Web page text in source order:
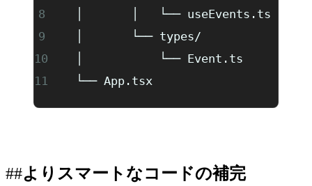
  │       │   └── useEvents.ts
  │       └── types/
  │           └── Event.ts
  └── App.tsx
よりスマートなコードの補完